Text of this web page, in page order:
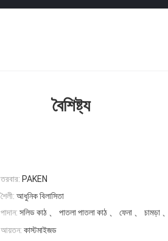
বৈশিষ্ট্য
তরবার: PAKEN
শৈলী: আধুনিক বিলাসিতা
পাদান: সলিড কাঠ 、 পাতলা পাতলা কাঠ 、 ফেনা 、 চামড়া
আয়তন: কাস্টমাইজড